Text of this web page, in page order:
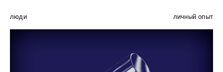
люди личный опыт